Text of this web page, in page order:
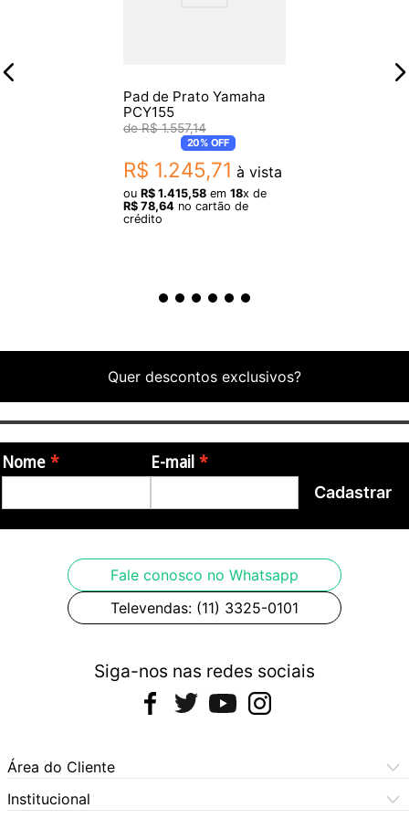
Pad de Prato Yamaha
PCY155
R$ 1.557,14
20%OFF
R$ 1.245,71 à vista
ou R$ 1.415,58 em 18x de
R$ 78,64 no cartão de
crédito
Quer descontos exclusivos?
Nome E-mail
Cadastrar
Fale conosco no Whatsapp
Televendas: (11) 3325-0101
Siga-nos nas redes sociais
Área do Cliente
Meus Pedidos
Institucional